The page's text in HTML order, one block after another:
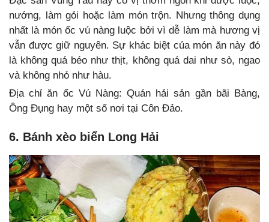
nướng, làm gỏi hoặc làm món trộn. Nhưng thông dụng
nhất là món ốc vú nàng luộc bởi vì dễ làm mà hương vị
vẫn được giữ nguyên. Sự khác biệt của món ăn này đó
là không quá béo như thịt, không quá dai như sò, ngao
và không nhỏ như hàu.
Địa chỉ ăn ốc Vú Nàng: Quán hải sản gần bãi Bàng,
Ông Đụng hay một số nơi tại Côn Đảo.
6. Bánh xèo biển Long Hải